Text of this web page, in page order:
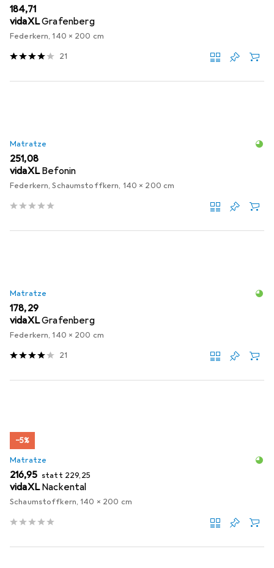
EUR
184,71
vidaXLGrafenberg
Federkern, 140 x 200 cm
21
Matratze
EUR
251,08
vidaXL Befonin
Federkern, Schaumstoffkern, 140 x 200 cm
Matratze
EUR
178,29
vidaXLGrafenberg
Federkern, 140 x 200 cm
21
−5%
Matratze
EUR
216,95 statt EUR
229,25
vidaXL Nackental
Schaumstoffkern, 140 x 200 cm